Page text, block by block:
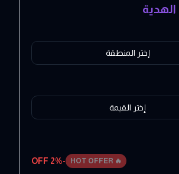
إختر المنطقة
إختر القيمة
🔥
HOT OFFER
-
2% OFF